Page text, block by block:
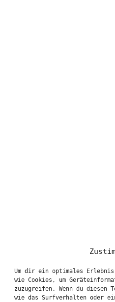
Um dir ein optimales
wie Cookies, um
zuzugreifen. Wenn du diesen
wie das Surfverhalten oder